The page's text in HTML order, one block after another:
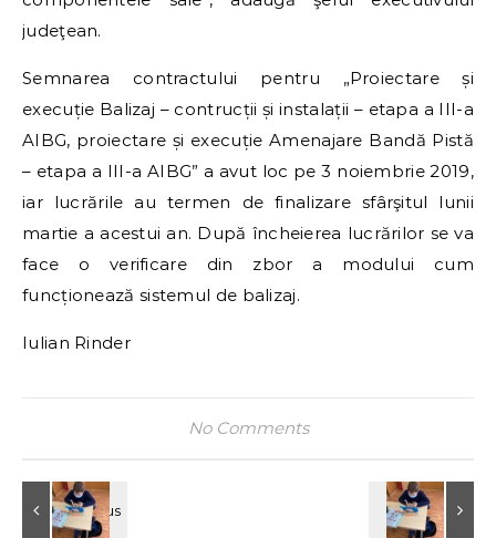
judeţean.
Semnarea contractului pentru „Proiectare și
execuție Balizaj – contrucții și instalații – etapa a III-a
AIBG, proiectare și execuție Amenajare Bandă Pistă
– etapa a III-a AIBG” a avut loc pe 3 noiembrie 2019,
iar lucrările au termen de finalizare sfârşitul lunii
martie a acestui an. După încheierea lucrărilor se va
face o verificare din zbor a modului cum
funcționează sistemul de balizaj.
Iulian Rinder
No Comments